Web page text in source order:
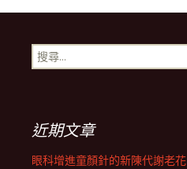
導
覽
列
搜
尋
近期文章
眼科增進童顏針的新陳代謝老花